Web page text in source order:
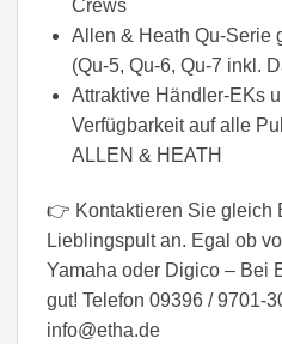
Crews
Allen & Heath Qu-Serie
(Qu-5, Qu-6, Qu-7 inkl.
Attraktive Händler-EKs
Verfügbarkeit auf alle
ALLEN & HEATH
👉 Kontaktieren Sie gleich
Lieblingspult an. Egal ob
Yamaha oder Digico – Bei
gut! Telefon 09396 / 9701-
info@etha.de